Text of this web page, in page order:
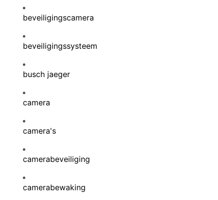
beveiligingscamera
beveiligingssysteem
busch jaeger
camera
camera's
camerabeveiliging
camerabewaking